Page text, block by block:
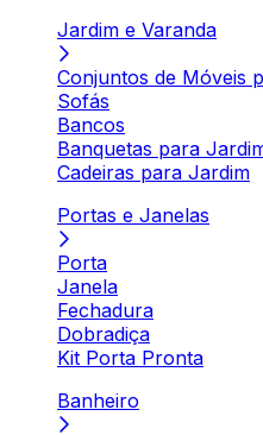
Jardim e Varanda
Conjuntos de Móveis
Sofás
Bancos
Banquetas para
Cadeiras para Jardim
Portas e Janelas
Porta
Janela
Fechadura
Dobradiça
Kit Porta Pronta
Banheiro